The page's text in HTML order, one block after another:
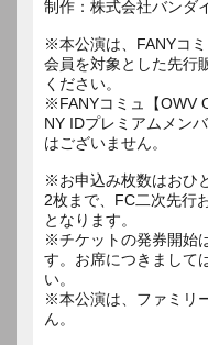
制作：株式会社バンダ
※本公演は、FANYコミ
会員を対象とした先行
ください。
※FANYコミュ【OWV
NY IDプレミアムメン
はございません。
※お申込み枚数はおひ
2枚まで、FC二次先行
となります。
※チケットの発券開始
す。お席につきまして
い。
※本公演は、ファミリ
ん。